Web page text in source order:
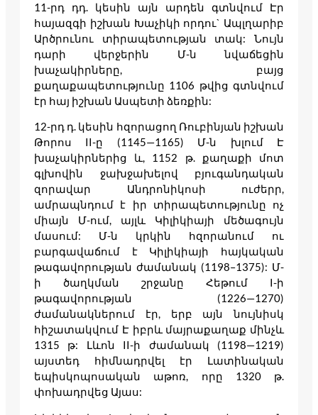
11-րդ դդ. կեսին այն արդեն գտնվում Էր
հայազգի իշխան Խաչիկի որդու` Ապլղարիբ
Արծրունու տիրապետության տակ: Նույն
դարի վերջերին Մ-ն նվաճեցին
խաչակիրները, բայց
քաղաքապետությունը 1106 թվից գտնվում
էր հայ իշխան Ասպետի ձեռքին:
12-րդ դ. կեսին հզորացող Ռուբինյան իշխան
Թորոս II-ը (1145—1165) Մ-ն խլում Է
խաչակիրներից և, 1152 թ. քաղաքի մոտ
գլխովին ջախջախելով բյուգանդական
զորավար Անդրոնիկոսի ուժերր,
ամրապնդում է իր տիրապետությունը ոչ
միայն Մ-ում, այլև Կիլիկիայի մեծագույն
մասում: Մ-ն կրկին հզորանում ու
բարգավաճում է Կիլիկիայի հայկական
թագավորության ժամանակ (1198–1375): Մ-
ի ծաղկման շրջանը Հեթում I-ի
թագավորության (1226—1270)
ժամանակներում էր, երբ այն նույնիսկ
հիշատակվում Է իբրև մայրաքաղաք մինչև
1315 թ: Լևոն II-ի ժամանակ (1198—1219)
այստեդ հիմնադրվել էր Լատինական
եպիսկոպոսական աթոռ, որը 1320 թ.
փոխադրվեց Այաս: